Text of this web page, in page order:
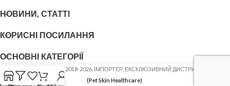
НОВИНИ, СТАТТІ
КОРИСНІ ПОСИЛАННЯ
ОСНОВНІ КАТЕГОРІЇ
2018-2026. ІМПОРТЕР, ЕКСКЛЮЗИВНИЙ ДИСТРИБ'ЮТОР
(Pet Skin Healthcare)